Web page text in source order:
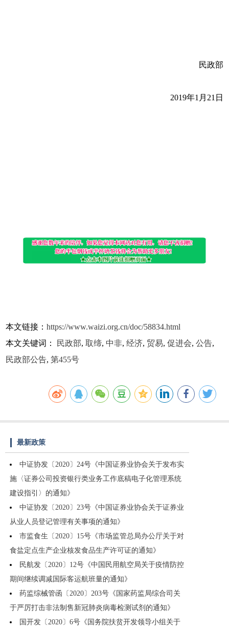
民政部
2019年1月21日
本文链接：https://www.waizi.org.cn/doc/58834.html
本文关键词：
民政部,取缔, 中非,经济, 贸易,促进会,公告,
民政部公告,第455号
最新政策
中证协发〔2020〕24号《中国证券业协会关于发布实
施〈证券公司投资银行类业务工作底稿电子化管理系统
建设指引〉的通知》
中证协发〔2020〕23号《中国证券业协会关于证券业
从业人员登记管理有关事项的通知》
市监食生〔2020〕15号《市场监管总局办公厅关于对
食盐定点生产企业核发食品生产许可证的通知》
民航发〔2020〕12号《中国民用航空局关于疫情防控
期间继续调减国际客运航班量的通知》
药监综械管函〔2020〕203号《国家药监局综合司关
于严厉打击非法制售新冠肺炎病毒检测试剂的通知》
国开发〔2020〕6号《国务院扶贫开发领导小组关于